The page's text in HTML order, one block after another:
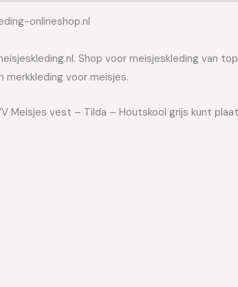
onlineshop.nl
Shop voor meisjeskleding van
voor meisjes.
Meisjes vest – Tilda – Houtskool grijs kunt